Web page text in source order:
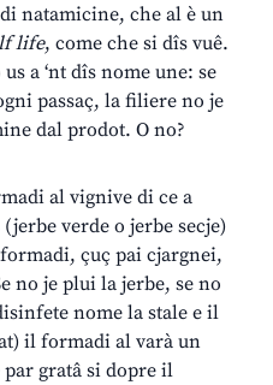
natamicine, che al è un
life, come che si dîs vuê.
a ‘nt dîs nome une: se
passaç, la filiere no je
dal prodot. O no?
al vignive di ce a
verde o jerbe secje)
çuç pai cjargnei,
no je plui la jerbe, se no
nome la stale e il
il formadi al varà un
gratâ si dopre il